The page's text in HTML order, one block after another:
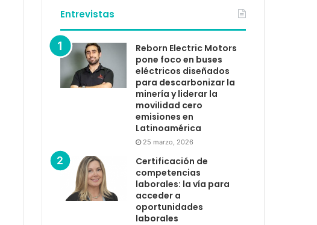
Entrevistas
Reborn Electric Motors
pone foco en buses
eléctricos diseñados
para descarbonizar la
minería y liderar la
movilidad cero
emisiones en
Latinoamérica
25 marzo, 2026
Certificación de
competencias
laborales: la vía para
acceder a
oportunidades
laborales